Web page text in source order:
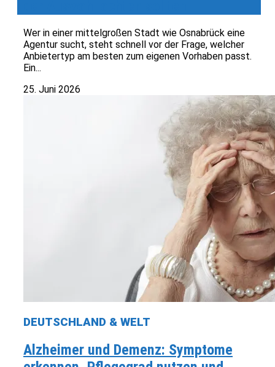
Wer in einer mittelgroßen Stadt wie Osnabrück eine
Agentur sucht, steht schnell vor der Frage, welcher
Anbietertyp am besten zum eigenen Vorhaben passt.
Ein...
25. Juni 2026
DEUTSCHLAND & WELT
Alzheimer und Demenz: Symptome